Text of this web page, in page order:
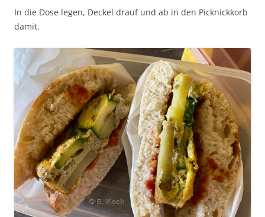
In die Dose legen, Deckel drauf und ab in den Picknickkorb
damit.